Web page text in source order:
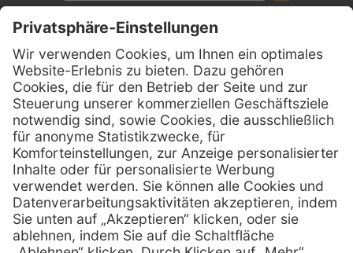
Kontakt
Firmensitz
PxD Praxis-Discount GmbH
Hans-Wunderlich-Straße 7
D-49078 Osnabrück
Telefon: 0800 - 600 66 30
Telefon:0800 - 07 01 96
E-Mail:info @ praxis-discount.de